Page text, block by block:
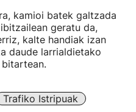
kamioi batek galtzada
geratu da,
kalte handiak izan
daude larrialdietako
Trafiko Istripuak